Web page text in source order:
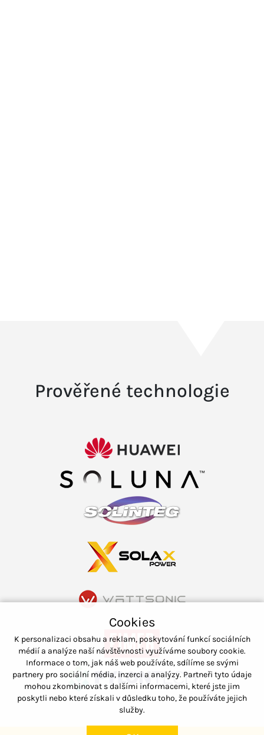
Prověřené technologie
Cookies
K personalizaci obsahu a reklam, poskytování funkcí sociálních
médií a analýze naší návštěvnosti využíváme soubory cookie.
Informace o tom, jak náš web používáte, sdílíme se svými
partnery pro sociální média, inzerci a analýzy. Partneři tyto údaje
mohou zkombinovat s dalšími informacemi, které jste jim
poskytli nebo které získali v důsledku toho, že používáte jejich
služby.